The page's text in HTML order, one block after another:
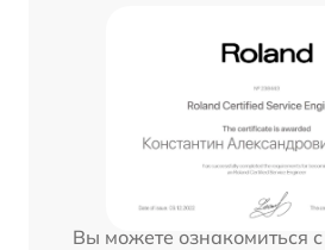
Вы можете ознакомиться